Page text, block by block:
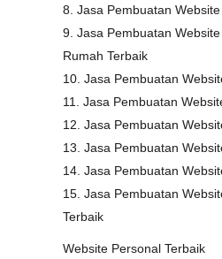
8. Jasa Pembuatan
9. Jasa Pembuatan
Rumah Terbaik
10. Jasa Pembuatan
11. Jasa Pembuatan
12. Jasa Pembuatan
13. Jasa Pembuatan
14. Jasa Pembuatan
15. Jasa Pembuatan
Terbaik
Website Personal Terbaik